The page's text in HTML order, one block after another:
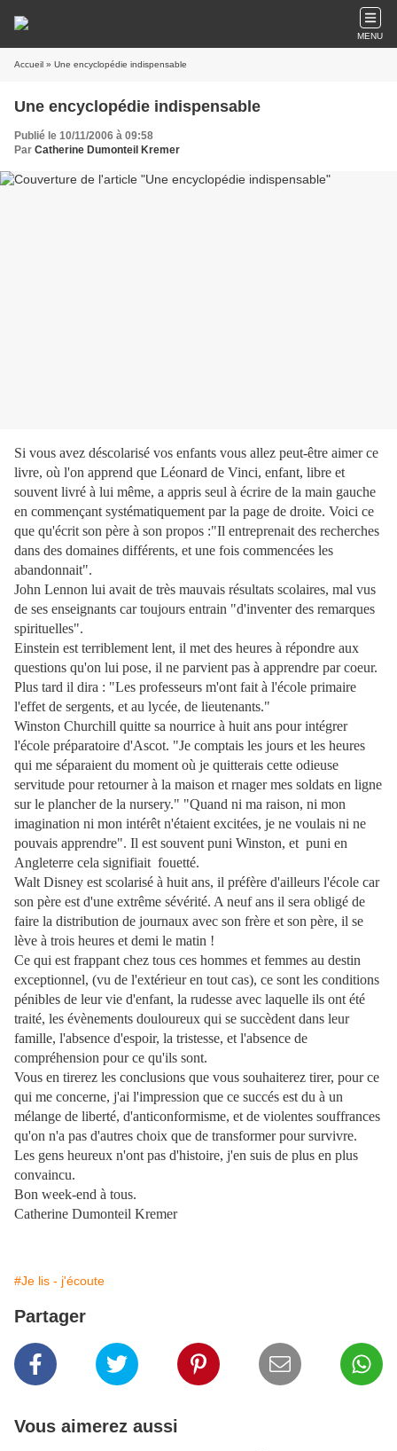
MENU
Accueil » Une encyclopédie indispensable
Une encyclopédie indispensable
Publié le 10/11/2006 à 09:58
Par Catherine Dumonteil Kremer
Si vous avez déscolarisé vos enfants vous allez peut-être aimer ce
livre, où l'on apprend que Léonard de Vinci, enfant, libre et
souvent livré à lui même, a appris seul à écrire de la main gauche
en commençant systématiquement par la page de droite. Voici ce
que qu'écrit son père à son propos :"Il entreprenait des recherches
dans des domaines différents, et une fois commencées les
abandonnait".
John Lennon lui avait de très mauvais résultats scolaires, mal vus
de ses enseignants car toujours entrain "d'inventer des remarques
spirituelles".
Einstein est terriblement lent, il met des heures à répondre aux
questions qu'on lui pose, il ne parvient pas à apprendre par coeur.
Plus tard il dira : "Les professeurs m'ont fait à l'école primaire
l'effet de sergents, et au lycée, de lieutenants."
Winston Churchill quitte sa nourrice à huit ans pour intégrer
l'école préparatoire d'Ascot. "Je comptais les jours et les heures
qui me séparaient du moment où je quitterais cette odieuse
servitude pour retourner à la maison et rnager mes soldats en ligne
sur le plancher de la nursery." "Quand ni ma raison, ni mon
imagination ni mon intérêt n'étaient excitées, je ne voulais ni ne
pouvais apprendre". Il est souvent puni Winston, et puni en
Angleterre cela signifiait fouetté.
Walt Disney est scolarisé à huit ans, il préfère d'ailleurs l'école car
son père est d'une extrême sévérité. A neuf ans il sera obligé de
faire la distribution de journaux avec son frère et son père, il se
lève à trois heures et demi le matin !
Ce qui est frappant chez tous ces hommes et femmes au destin
exceptionnel, (vu de l'extérieur en tout cas), ce sont les conditions
pénibles de leur vie d'enfant, la rudesse avec laquelle ils ont été
traité, les évènements douloureux qui se succèdent dans leur
famille, l'absence d'espoir, la tristesse, et l'absence de
compréhension pour ce qu'ils sont.
Vous en tirerez les conclusions que vous souhaiterez tirer, pour ce
qui me concerne, j'ai l'impression que ce succés est du à un
mélange de liberté, d'anticonformisme, et de violentes souffrances
qu'on n'a pas d'autres choix que de transformer pour survivre.
Les gens heureux n'ont pas d'histoire, j'en suis de plus en plus
convaincu.
Bon week-end à tous.
Catherine Dumonteil Kremer
#Je lis - j'écoute
Partager
Vous aimerez aussi